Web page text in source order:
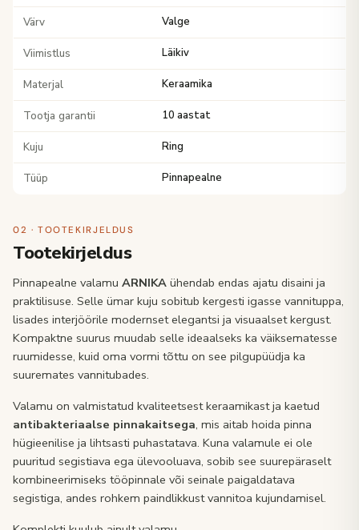
Värv Valge
Viimistlus Läikiv
Materjal Keraamika
Tootja garantii 10 aastat
Kuju Ring
Tüüp Pinnapealne
02 · TOOTEKIRJELDUS
Tootekirjeldus
Pinnapealne valamu ARNIKA ühendab endas ajatu disaini ja
praktilisuse. Selle ümar kuju sobitub kergesti igasse vannituppa,
lisades interjöörile modernset elegantsi ja visuaalset kergust.
Kompaktne suurus muudab selle ideaalseks ka väiksematesse
ruumidesse, kuid oma vormi tõttu on see pilgupüüdja ka
suuremates vannitubades.
Valamu on valmistatud kvaliteetsest keraamikast ja kaetud
antibakteriaalse pinnakaitsega, mis aitab hoida pinna
hügieenilise ja lihtsasti puhastatava. Kuna valamule ei ole
puuritud segistiava ega ülevooluava, sobib see suurepäraselt
kombineerimiseks tööpinnale või seinale paigaldatava
segistiga, andes rohkem paindlikkust vannitoa kujundamisel.